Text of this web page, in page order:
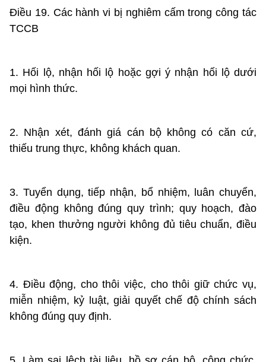
Điều 19. Các hành vi bị nghiêm cấm trong công tác
TCCB
1. Hối lộ, nhận hối lộ hoặc gợi ý nhận hối lộ dưới
mọi hình thức.
2. Nhận xét, đánh giá cán bộ không có căn cứ,
thiếu trung thực, không khách quan.
3. Tuyển dụng, tiếp nhận, bổ nhiệm, luân chuyển,
điều động không đúng quy trình; quy hoạch, đào
tạo, khen thưởng người không đủ tiêu chuẩn, điều
kiện.
4. Điều động, cho thôi việc, cho thôi giữ chức vụ,
miễn nhiệm, kỷ luật, giải quyết chế độ chính sách
không đúng quy định.